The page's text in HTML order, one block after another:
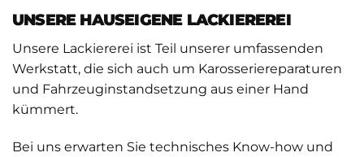
UNSERE HAUSEIGENE LACKIEREREI
Unsere Lackiererei ist Teil unserer umfassenden
Werkstatt, die sich auch um Karosseriereparaturen
und Fahrzeuginstandsetzung aus einer Hand
kümmert.
Bei uns erwarten Sie technisches Know-how und